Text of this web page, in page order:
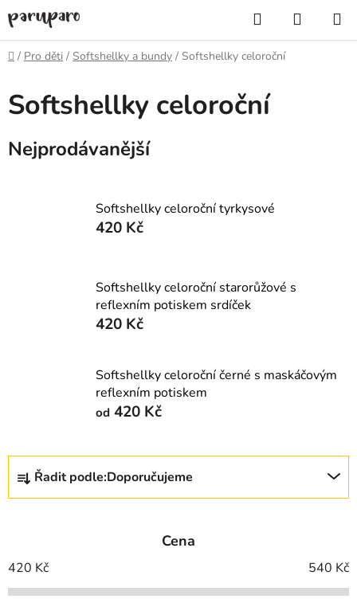
na
obsah
Hledat
KOŠÍK
Domů
/ Pro děti / Softshellky a bundy / Softshellky celoroční
Softshellky celoroční
Nejprodávanější
Softshellky celoroční tyrkysové
420 Kč
Softshellky celoroční starorůžové s
reflexním potiskem srdíček
420 Kč
Softshellky celoroční černé s maskáčovým
reflexním potiskem
od 420 Kč
Ř
z
í
p
Řadit podle:Doporučujeme
Cena
420 Kč 540 Kč